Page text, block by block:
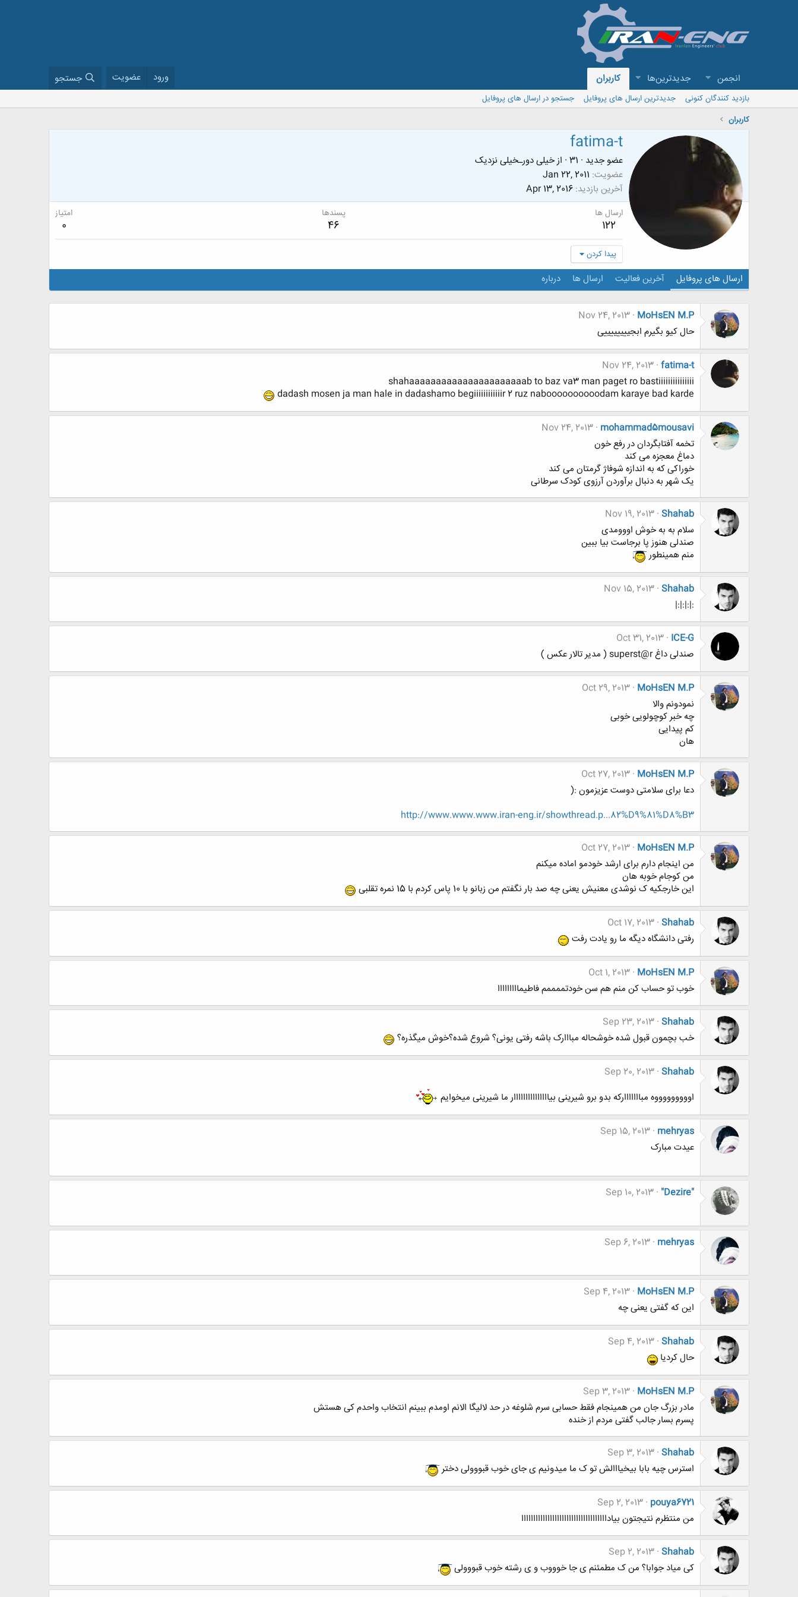
انجمن جدیدترین‌ها کاربران ورود عضویت جستجو
بازدید کنندگان کنونی جدیدترین ارسال های پروفایل
جستجو در ارسال های پروفایل
کاربران
fatima-t
عضو جدید ·
· ازخیلی دورـخیلی نزدیک
عضویت Jan 22, 2011
آخرین بازدید Apr 13, 2016
ارسال ها
122
پسندها
46
امتیاز
0
پیدا کردن
ارسال های پروفایل آخرین فعالیت ارسال ها درباره
MoHsEN M.P
Nov 24, 2013
حال کیو بگیرم ابجییییییییی
fatima-t
Nov 24, 2013
shahaaaaaaaaaaaaaaaaaaaaaab to baz va3 man paget ro bastiiiiiiiiiiiiiii
dadash mosen ja man hale in dadashamo begiiiiiiiiiiiir 2 ruz naboooooooooodam karaye bad karde
mohammad5mousavi
Nov 24, 2013
تخمه آفتابگردان در رفع خون
دماغ معجزه می کند
خوراکی که به اندازه شوفاژ گرمتان می کند
یک شهر به دنبال برآوردن آرزوی کودک سرطانی
Shahab
Nov 19, 2013
سلام به به خوش اووومدی
صندلی هنوز پا برجاست بیا ببین
منم همینطور
Shahab
Nov 15, 2013
:|:|:|:|
ICE-G
Oct 31, 2013
صندلی داغ superst@r ( مدیر تالار عکس )
MoHsEN M.P
Oct 29, 2013
نمودونم والا
چه خبر کوچولویی خوبی
کم پیدایی
هان
MoHsEN M.P
Oct 27, 2013
دعا برای سلامتی دوست عزیزمون :(
http://www.www.www.iran-eng.ir/showthread.p...82%D9%81%D8%B3
MoHsEN M.P
Oct 27, 2013
من اینجام دارم برای ارشد خودمو اماده میکنم
من کوجام خوبه هان
این خارجکیه ک نوشدی معنیش یعنی چه صد بار نگفتم من زبانو با 10 پاس کردم با 15 نمره تقلبی
Shahab
Oct 17, 2013
رفتی دانشگاه دیگه ما رو یادت رفت
MoHsEN M.P
Oct 1, 2013
خوب تو حساب کن منم هم سن خودتممممم فاطیمااااااااا
Shahab
Sep 23, 2013
خب بچمون قبول شده خوشحاله مبااارک باشه رفتی یونی؟ شروع شده؟خوش میگذره؟
Shahab
Sep 20, 2013
اوووووووووه مبااااااارکه بدو برو شیرینی بیااااااااااااااار ما شیرینی میخوایم
mehryas
Sep 15, 2013
عیدت مبارک
"Dezire"
Sep 10, 2013
mehryas
Sep 6, 2013
MoHsEN M.P
Sep 4, 2013
این که گفتی یعنی چه
Shahab
Sep 4, 2013
حال کردیا
MoHsEN M.P
Sep 3, 2013
مادر بزرگ جان من همینجام فقط حسابی سرم شلوغه در حد لالیگا الانم اومدم ببینم انتخاب واحدم کی هستش
پسرم بسار جالب گفتی مردم از خنده
Shahab
Sep 3, 2013
استرس چیه بابا بیخیااالش تو ک ما میدونیم ی جای خوب قبووولی دختر
pouya6721
Sep 2, 2013
من منتظرم نتیجتون بیاداااااااااااااااااااااااااااااااااااا
Shahab
Sep 2, 2013
کی میاد جوابا؟ من ک مطمئنم ی جا خوووب و ی رشته خوب قبووولی